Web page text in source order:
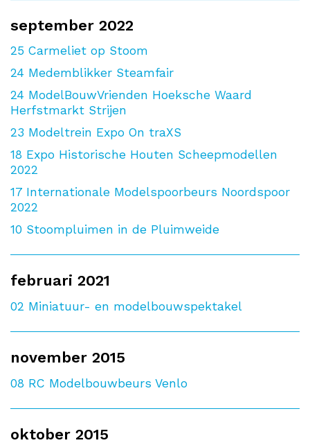
september 2022
25 Carmeliet op Stoom
24 Medemblikker Steamfair
24 ModelBouwVrienden Hoeksche Waard
Herfstmarkt Strijen
23 Modeltrein Expo On traXS
18 Expo Historische Houten Scheepmodellen
2022
17 Internationale Modelspoorbeurs Noordspoor
2022
10 Stoompluimen in de Pluimweide
februari 2021
02 Miniatuur- en modelbouwspektakel
november 2015
08 RC Modelbouwbeurs Venlo
oktober 2015